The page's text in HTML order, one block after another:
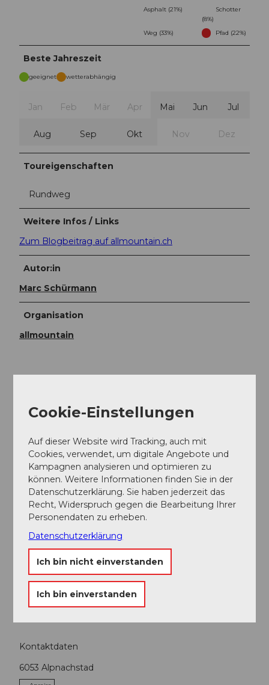
Asphalt (21%)
Schotter
(8%)
Weg (33%)
Pfad (22%)
Beste Jahreszeit
geeignet wetterabhängig
Jan Feb Mär Apr Mai Jun Jul
Aug Sep Okt Nov Dez
Toureigenschaften
Rundweg
Weitere Infos / Links
Zum Blogbeitrag auf allmountain.ch
Autor:in
Marc Schürmann
Organisation
allmountain
In der Nähe Auf der Karte anschauen
Sehenswertes
Touren
Kontaktdaten
6053 Alpnachstad
Cookie-Einstellungen
Auf dieser Website wird Tracking, auch mit
Cookies, verwendet, um digitale Angebote und
Kampagnen analysieren und optimieren zu
können. Weitere Informationen finden Sie in der
Datenschutzerklärung. Sie haben jederzeit das
Recht, Widerspruch gegen die Bearbeitung Ihrer
Personendaten zu erheben.
Datenschutzerklärung
Ich bin nicht einverstanden
Ich bin einverstanden